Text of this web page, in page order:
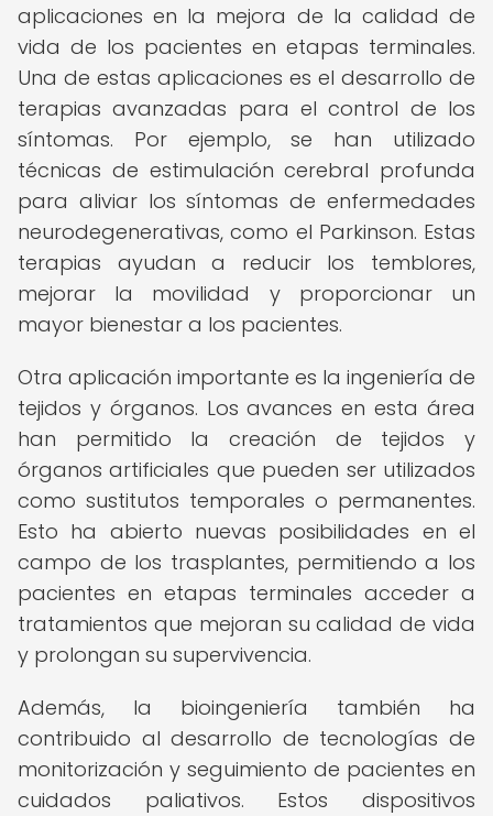
aplicaciones en la mejora de la calidad de
vida de los pacientes en etapas terminales.
Una de estas aplicaciones es el desarrollo de
terapias avanzadas para el control de los
síntomas. Por ejemplo, se han utilizado
técnicas de estimulación cerebral profunda
para aliviar los síntomas de enfermedades
neurodegenerativas, como el Parkinson. Estas
terapias ayudan a reducir los temblores,
mejorar la movilidad y proporcionar un
mayor bienestar a los pacientes.
Otra aplicación importante es la ingeniería de
tejidos y órganos. Los avances en esta área
han permitido la creación de tejidos y
órganos artificiales que pueden ser utilizados
como sustitutos temporales o permanentes.
Esto ha abierto nuevas posibilidades en el
campo de los trasplantes, permitiendo a los
pacientes en etapas terminales acceder a
tratamientos que mejoran su calidad de vida
y prolongan su supervivencia.
Además, la bioingeniería también ha
contribuido al desarrollo de tecnologías de
monitorización y seguimiento de pacientes en
cuidados paliativos. Estos dispositivos